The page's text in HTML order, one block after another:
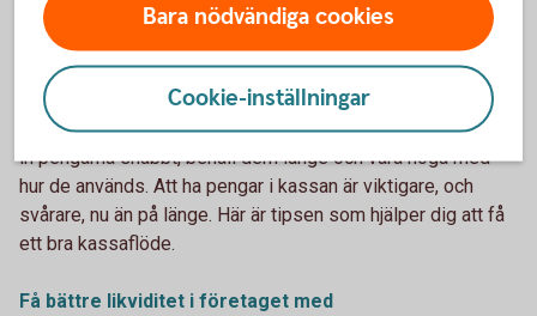
1132119378
Vikten av att ha ett bra kassaflöde
Utgångspunkten för ett bra kassaflöde i företaget är att få
in pengarna snabbt, behåll dem länge och vara noga med
hur de används. Att ha pengar i kassan är viktigare, och
svårare, nu än på länge. Här är tipsen som hjälper dig att få
ett bra kassaflöde.
Få bättre likviditet i företaget med
Bara nödvändiga cookies
Cookie-inställningar